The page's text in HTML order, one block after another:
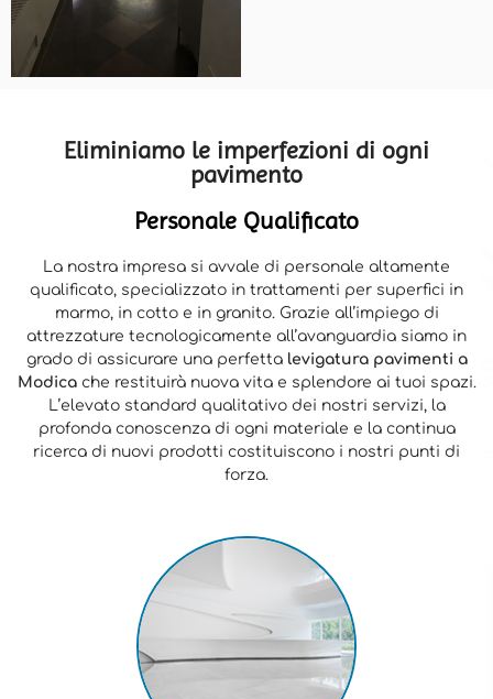
Eliminiamo le imperfezioni di ogni
pavimento
Personale Qualificato
La nostra impresa si avvale di personale altamente
qualificato, specializzato in trattamenti per superfici in
marmo, in cotto e in granito. Grazie all’impiego di
attrezzature tecnologicamente all’avanguardia siamo in
grado di assicurare una perfetta levigatura pavimenti a
Modica che restituirà nuova vita e splendore ai tuoi spazi.
L’elevato standard qualitativo dei nostri servizi, la
profonda conoscenza di ogni materiale e la continua
ricerca di nuovi prodotti costituiscono i nostri punti di
forza.